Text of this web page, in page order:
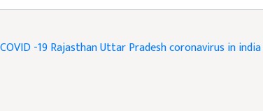
COVID -19RajasthanUttar Pradeshcoronavirus in india